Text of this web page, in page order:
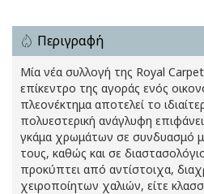
Περιγραφή
Μία νέα συλλογή της Royal
επίκεντρο της αγοράς ενός
πλεονέκτημα αποτελεί το
πολυεστερική ανάγλυφη
γκάμα χρωμάτων σε συνδυασμό
τους, καθώς και σε
προκύπτει από αντίστοιχα,
χειροποίητων χαλιών, είτε